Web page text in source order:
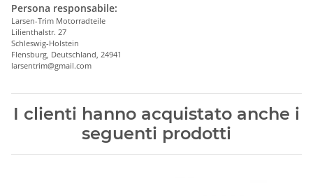
Persona responsabile:
Larsen-Trim Motorradteile
Lilienthalstr. 27
Schleswig-Holstein
Flensburg, Deutschland, 24941
larsentrim@gmail.com
I clienti hanno acquistato anche i
seguenti prodotti